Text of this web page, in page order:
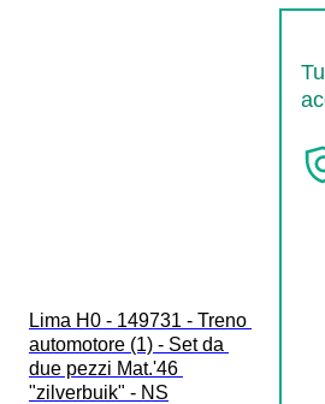
Lima H0 - 149731 - Treno
automotore (1) - Set da
due pezzi Mat.'46
"zilverbuik" - NS